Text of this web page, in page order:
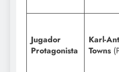
Jugador
Protagonista
Karl-
Towns